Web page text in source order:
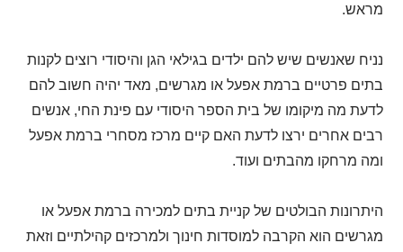
מראש.
נניח שאנשים שיש להם ילדים בגילאי הגן והיסודי רוצים לקנות
בתים פרטיים ברמת אפעל או מגרשים, מאד יהיה חשוב להם
לדעת מה מיקומו של בית הספר היסודי עם פינת החי, אנשים
רבים אחרים ירצו לדעת האם קיים מרכז מסחרי ברמת אפעל
ומה מרחקו מהבתים ועוד.
היתרונות הבולטים של קניית בתים למכירה ברמת אפעל או
מגרשים הוא הקרבה למוסדות חינוך ולמרכזים קהילתיים וזאת